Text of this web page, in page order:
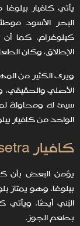
كيلوغرام. كما أن
الإطلاق، وكان
ويرى الكثير من
الأصلي والحقيقي،
سيئ له ومحاولة
الواحد من كافيار بيلوغا
كافيار Osetra
يؤمن البعض بأن
بيلوغا، وهو يمتاز
البُني أيضًا.
بطعم الجوز.